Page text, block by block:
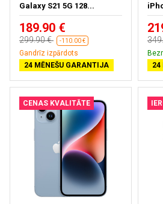
Galaxy S21 5G 128...
189.90 €
299.90 € -110.00 €
Gandrīz izpārdots
24 MĒNEŠU GARANTIJA
24
CENAS KVALITĀTE